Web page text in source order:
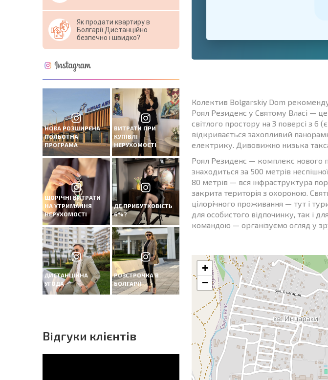
Як продати квартиру в
Болгарії Дистанційно
безпечно і швидко?
НОВА РОЗШИРЕНА
ПОЛЬОТНА
ПРОГРАМА
ВИТРАТИ ПРИ
КУПІВЛІ
НЕРУХОМОСТІ
ЩОРІЧНІ ВИТРАТИ
НА УТРИМАННЯ
НЕРУХОМОСТІ
ДЕ ПРИБУТКОВІСТЬ
6%?
ДИСТАНЦІЙНА
УГОДА
РОЗСТРОЧКА В
БОЛГАРІЇ
Вiдгуки клієнтів
Колектив Bolgarskiy Dom
Роял Резиденс у Святому Власі — це
світлого простору на 3 поверсі з 6
відкривається захопливий
електрику. Дивовижно низька
Роял Резиденс — комплекс нового
знаходиться за 500 метрів
80 метрів — вся інфраструктура
закрита територія з охороною.
цілорічного проживання — тут і
для особистого відпочинку, так і
командою — організуємо огляд у
+
−